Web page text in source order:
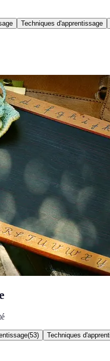
Techniques d'apprentissage
(53) Techniques